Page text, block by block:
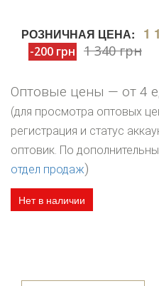
РОЗНИЧНАЯ ЦЕНА: 1
-200 грн 1 340 грн
Оптовые цены — от 4
(для просмотра оптовых
регистрация и статус
оптовик. По
отдел продаж)
Нет в наличии